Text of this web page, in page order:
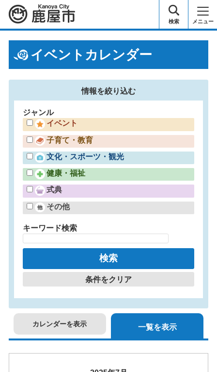
鹿屋市 検索 メニュー
イベントカレンダー
情報を絞り込む
ジャンル
イベント
子育て・教育
文化・スポーツ・観光
健康・福祉
式典
その他
キーワード検索
条件をクリア
カレンダーを表示 一覧を表示